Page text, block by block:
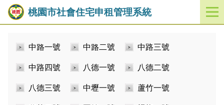
桃園市社會住宅申租管理系統
開
啟
中路一號 中路二號 中路三號
中路四號 八德一號 八德二號
八德三號 中壢一號 蘆竹一號